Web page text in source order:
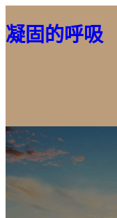
至
容
凝固的呼吸